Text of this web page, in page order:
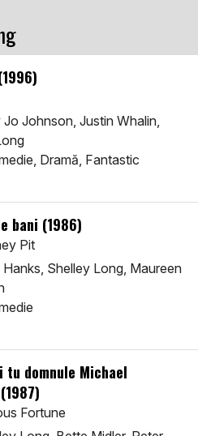
Jo Johnson, Justin Whalin,
Dramă, Fantastic
bani (1986)
Pit
Hanks, Shelley Long, Maureen
tu domnule Michael
Fortune